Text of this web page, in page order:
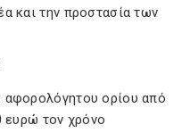
και την προστασία των
ορίου από
ευρώ τον χρόνο